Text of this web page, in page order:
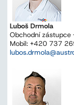
Luboš Drmola
Obchodní zástupce
Mobil: +420 737